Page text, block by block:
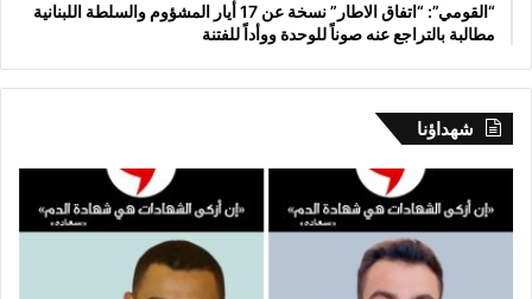
“القومي”: “اتفاق الاطار” نسخة عن 17 أيار المشؤوم والسلطة اللبنانية
مطالبة بالتراجع عنه صوناً للوحدة ووأداً للفتنة
شهداؤنا